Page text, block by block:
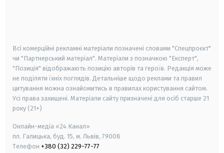
Всі комерційні рекламні матеріали позначені словами "Спецпроєкт"
чи "Партнерський матеріал". Матеріали з позначкою "Експерт",
"Позиція" відображають позицію авторів та героїв. Редакція може
не поділяти їхніх поглядів. Детальніше щодо реклами та правил
цитування можна ознайомитись в правилах користування сайтом.
Усі права захищені. Матеріали сайту призначені для осіб старше 21
року (21+)
Онлайн-медіа «24 Канал»
пл. Галицька, буд. 15, м. Львів, 79008
Телефон +380 (32) 229-77-77